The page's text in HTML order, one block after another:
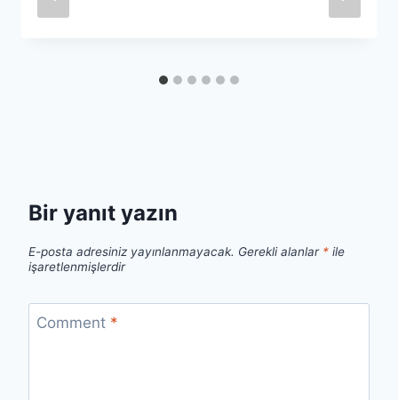
Bir yanıt yazın
E-posta adresiniz yayınlanmayacak. Gerekli alanlar * ile
işaretlenmişlerdir
Comment *